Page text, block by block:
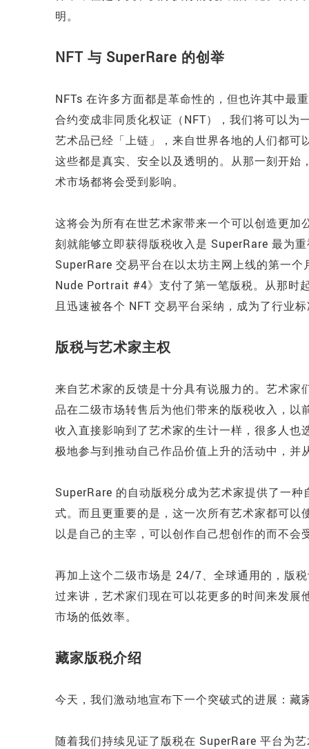
明。
NFT 与 SuperRare 的创举
NFTs 在许多方面都是革命性的，但也许其中最
合约变成非同质化权证（NFT），我们将可以为
艺术品已经「上链」，来自世界各地的人们都
这些都是真实、安全以及透明的。从那一刻开
术市场都将会受到影响。
这将会为所有在世艺术家带来一个可以创造更
刻就能够立即获得版税收入是 SuperRare 最为
SuperRare 交易平台在以太坊主网上线的第一
Nude Portrait #4》支付了第一笔版税。从那时
且迅速被各个 NFT 交易平台采纳，成为了行业
版税与艺术家主权
来自艺术家的反馈是十分具有说服力的。艺术
品在二级市场转售后为他们带来的版税收入，
收入直接影响到了艺术家的生计一样，很多人
极地参与到推动自己作品价值上升的活动中，并
SuperRare 的自动版税分成为艺术家提供了一
式。而且更重要的是，这一次所有艺术家都可
以是自己的主宰，可以创作自己想创作的而不
再加上这个二级市场是 24/7、全球通用的，版
过来讲，艺术家们现在可以花更多的时间来发
市场的低效率。
藏家版税介绍
今天，我们激动地宣布下一个突破式的进展：藏
随着我们持续见证了版税在 SuperRare 平台为